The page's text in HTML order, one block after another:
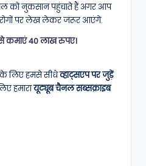
को नुकसान पहुंचाते हैं अगर आप
पर लेख लेकर जरूर आएंगे.
कमाएं 40 लाख रुपए।
के लिए हमसे सीधेव्हाट्सएप पर जुड़ें
हमारायूट्यूब चैनल सब्सक्राइब